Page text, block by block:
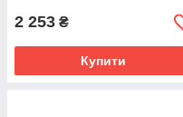
2 253 ₴
Купити